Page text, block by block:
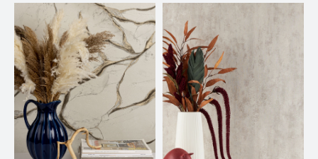
ОБСУДИМ СЪЕМКУ
ВАШЕЙ ПРОДУКЦИИ
Подберем ракурсы под